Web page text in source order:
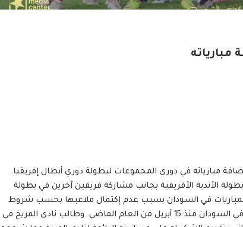
مبارياته
مبارياته في دوري المجموعات لبطولة دوري أبطال إفريقيا.
الأندية الأفريقية بجانب مشاركة فريقين آخرين في بطولة
المباريات في السودان بسبب عدم إكتمال ملاعبها بحسب شروط
الإتحاد الأفريقي لكرة القدم، فضلاً عن الحرب الدائرة في في السودان منذ 15 أبريل من العام الماضي. وطالب نادي المريخ في